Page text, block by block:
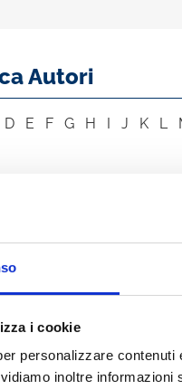
i cookie
personalizzare
inoltre
Autori
D E F G H I J K L
Forte